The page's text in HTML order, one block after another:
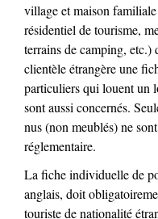
village et maison
résidentiel de tourisme,
terrains de camping,
clientèle étrangère une
particuliers qui louent un
sont aussi concernés.
nus (non meublés) ne
réglementaire.
La fiche individuelle de
anglais, doit
touriste de nationalité